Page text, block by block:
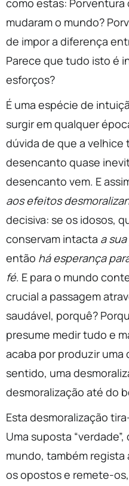
como estas:
mudaram o mundo?
de impor a diferença
Parece que tudo isto é
esforços?
É uma espécie de
surgir em qualquer
dúvida de que a
desencanto quase
desencanto vem. E
aos efeitos
decisiva: se os idosos,
conservam intacta a
então há esperança
fé. E para o mundo
crucial a passagem
saudável, porquê?
presume medir tudo e
acaba por produzir uma
sentido, uma
desmoralização até do
Esta desmoralização
Uma suposta
mundo, também regista
os opostos e remete-